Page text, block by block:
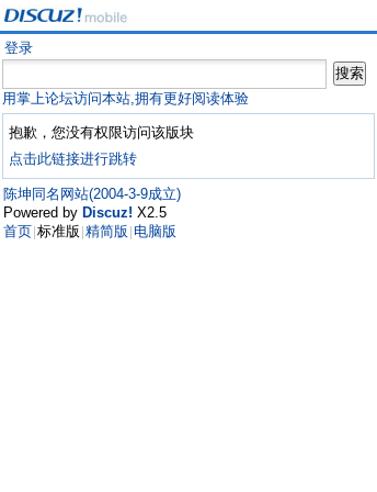
登录
用掌上论坛访问本站,拥有更好阅读体验
抱歉，您没有权限访问该版块
点击此链接进行跳转
陈坤同名网站(2004-3-9成立)
Powered by Discuz! X2.5
首页 标准版 精简版 电脑版